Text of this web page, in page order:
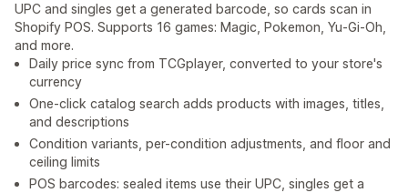
UPC and singles get a generated barcode, so cards scan in
Shopify POS. Supports 16 games: Magic, Pokemon, Yu-Gi-Oh,
and more.
Daily price sync from TCGplayer, converted to your store's
currency
One-click catalog search adds products with images, titles,
and descriptions
Condition variants, per-condition adjustments, and floor and
ceiling limits
POS barcodes: sealed items use their UPC, singles get a